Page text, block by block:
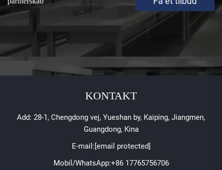
KONTAKT
Add: 28-1, Chengdong vej, Yueshan by, Kaiping, Jiangmen,
Guangdong, Kina
E-mail:[email protected]
Mobil/WhatsApp:+86 17765756706